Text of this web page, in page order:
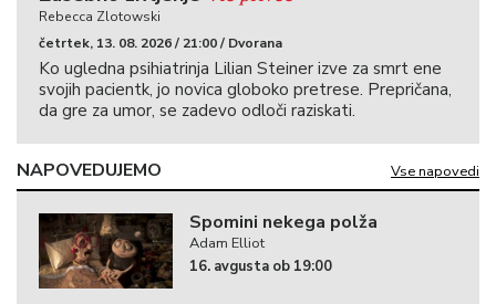
Rebecca Zlotowski
četrtek, 13. 08. 2026 / 21:00 / Dvorana
Ko ugledna psihiatrinja Lilian Steiner izve za smrt ene
svojih pacientk, jo novica globoko pretrese. Prepričana,
da gre za umor, se zadevo odloči raziskati.
Vse napovedi
NAPOVEDUJEMO
Spomini nekega polža
Adam Elliot
16. avgusta ob 19:00